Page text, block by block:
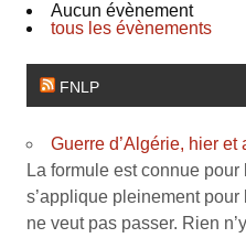
Aucun évènement
tous les évènements
FNLP
Guerre d’Algérie, hier et
La formule est connue
s’applique pleinement pour
ne veut pas passer. Rien